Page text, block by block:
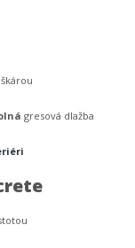
gresová dlažba